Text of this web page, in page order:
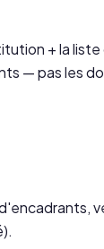
+ la
— pas les